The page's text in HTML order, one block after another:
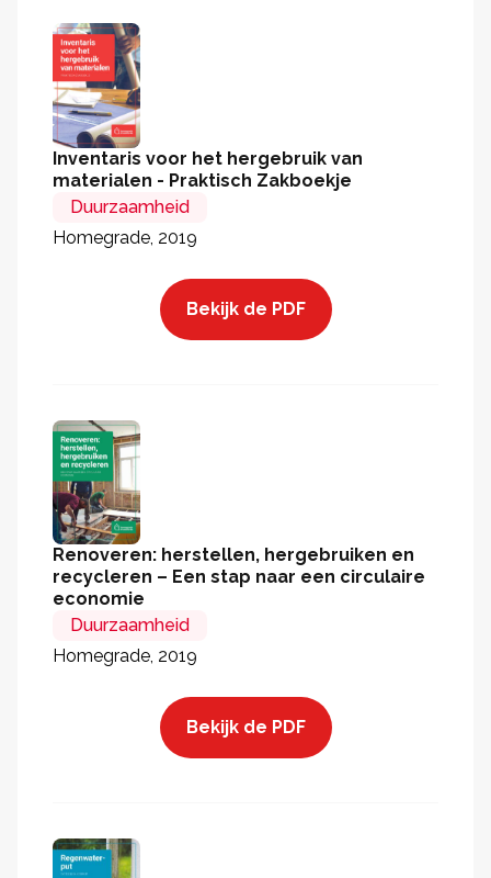
Inventaris voor het hergebruik van
materialen - Praktisch Zakboekje
Duurzaamheid
Homegrade, 2019
Bekijk de PDF
Renoveren: herstellen, hergebruiken en
recycleren – Een stap naar een circulaire
economie
Duurzaamheid
Homegrade, 2019
Bekijk de PDF